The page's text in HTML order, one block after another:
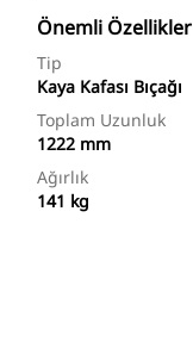
Önemli Özellikler
Tip
Kaya Kafası Bıçağı
Toplam Uzunluk
1222 mm
Ağırlık
141 kg